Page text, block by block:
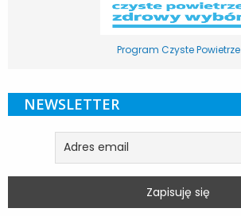
Program Czyste Powietrze
NEWSLETTER